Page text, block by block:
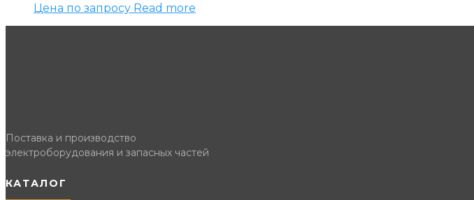
Цена по запросу Read more
Поставка и производство
электроборудования и запасных частей
КАТАЛОГ